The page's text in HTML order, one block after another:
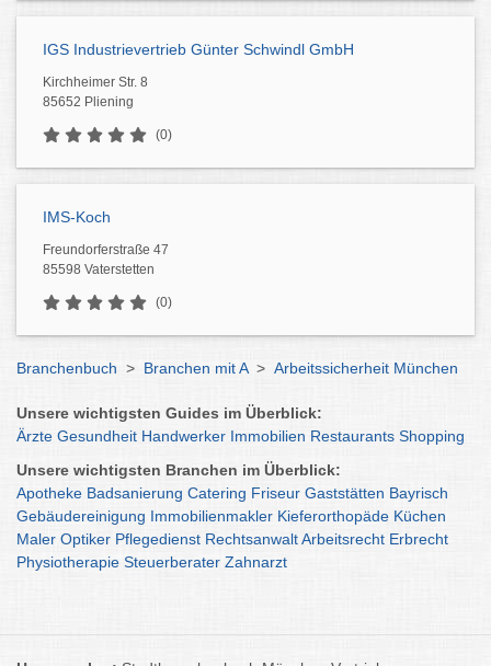
IGS Industrievertrieb Günter Schwindl GmbH
Kirchheimer Str. 8
85652 Pliening
(0)
IMS-Koch
Freundorferstraße 47
85598 Vaterstetten
(0)
Branchenbuch > Branchen mit A > Arbeitssicherheit München
Unsere wichtigsten Guides im Überblick:
Ärzte Gesundheit Handwerker Immobilien Restaurants Shopping
Unsere wichtigsten Branchen im Überblick:
Apotheke Badsanierung Catering Friseur Gaststätten Bayrisch
Gebäudereinigung Immobilienmakler Kieferorthopäde Küchen
Maler Optiker Pflegedienst RechtsanwaltArbeitsrecht Erbrecht
Physiotherapie Steuerberater Zahnarzt